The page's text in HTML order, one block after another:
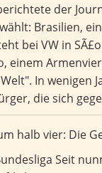
der
Brasilien,
bei VW in
einem
In wenigen
die sich
Seit